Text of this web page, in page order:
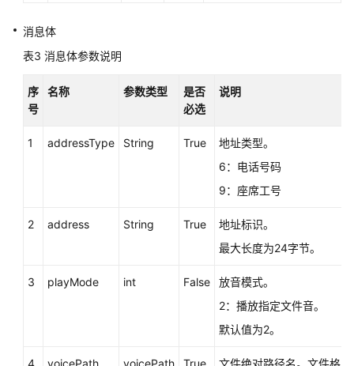
类:voicecall
录
放:recordplay
设
席
呼
消息体
表3 消息体参数说明
序
号
名称 参数类型
是否
必选
说明
1 addressType String True
地址类型。
6：电话号码
9：座席工号
2 address String True
地址标识。
最大长度为24字节。
3 playMode int False
放音模式。
2：播放指定文件音。
默认值为2。
4 voicePath voicePath True 文件绝对路径名。文件格